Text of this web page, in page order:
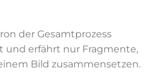
der Gesamtprozess
und erfährt nur Fragmente,
Bild zusammensetzen.